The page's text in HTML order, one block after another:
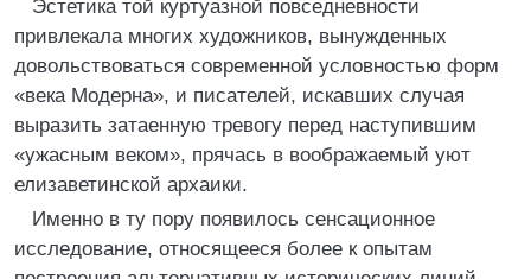
Эстетика той куртуазной повседневности
привлекала многих художников, вынужденных
довольствоваться современной условностью форм
«века Модерна», и писателей, искавших случая
выразить затаенную тревогу перед наступившим
«ужасным веком», прячась в воображаемый уют
елизаветинской архаики.
Именно в ту пору появилось сенсационное
исследование, относящееся более к опытам